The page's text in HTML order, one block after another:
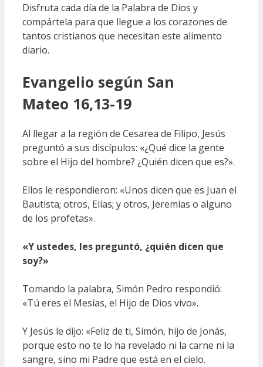
Disfruta cada día de la Palabra de Dios y
compártela para que llegue a los corazones de
tantos cristianos que necesitan este alimento
diario.
Evangelio según San
Mateo 16,13-19
Al llegar a la región de Cesarea de Filipo, Jesús
preguntó a sus discípulos: «¿Qué dice la gente
sobre el Hijo del hombre? ¿Quién dicen que es?».
Ellos le respondieron: «Unos dicen que es Juan el
Bautista; otros, Elías; y otros, Jeremías o alguno
de los profetas».
«Y ustedes, les preguntó, ¿quién dicen que
soy?»
Tomando la palabra, Simón Pedro respondió:
«Tú eres el Mesías, el Hijo de Dios vivo».
Y Jesús le dijo: «Feliz de ti, Simón, hijo de Jonás,
porque esto no te lo ha revelado ni la carne ni la
sangre, sino mi Padre que está en el cielo.